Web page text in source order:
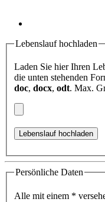
Lebenslauf hochladen
Laden Sie hier Ihren
die unten stehenden
doc, docx, odt. Max.
Persönliche Daten
Alle mit einem *